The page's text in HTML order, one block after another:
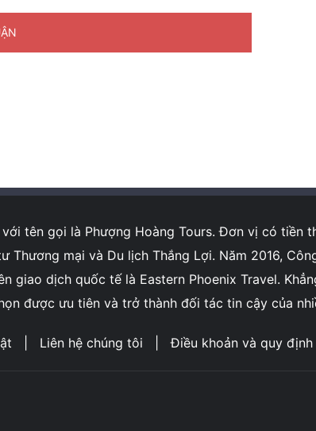
tên gọi là Phượng Hoàng Tours. Đơn vị có tiền
Thương mại và Du lịch Thắng Lợi. Năm 2016,
giao dịch quốc tế là Eastern Phoenix Travel.
được ưu tiên và trở thành đối tác tin cậy của
Liên hệ chúng tôi |Điều khoản và quy định